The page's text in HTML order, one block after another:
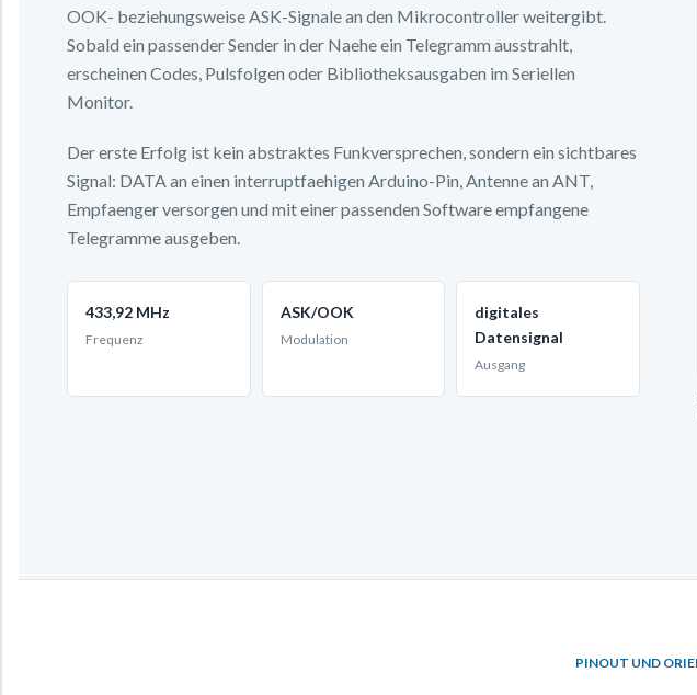
OOK- beziehungsweise ASK-Signale an den Mikrocontroller weitergibt.
Sobald ein passender Sender in der Naehe ein Telegramm ausstrahlt,
erscheinen Codes, Pulsfolgen oder Bibliotheksausgaben im Seriellen
Monitor.
Der erste Erfolg ist kein abstraktes Funkversprechen, sondern ein sichtbares
Signal: DATA an einen interruptfaehigen Arduino-Pin, Antenne an ANT,
Empfaenger versorgen und mit einer passenden Software empfangene
Telegramme ausgeben.
433,92 MHz
Frequenz
ASK/OOK
Modulation
digitales
Datensignal
Ausgang
PINOUT UND